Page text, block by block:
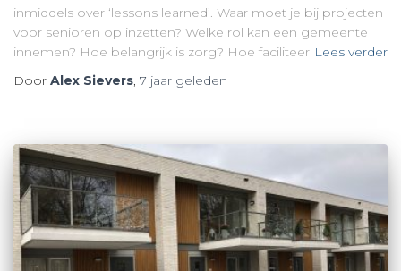
inmiddels over ‘lessons learned’. Waar moet je bij projecten
voor senioren op inzetten? Welke rol kan een gemeente
innemen? Hoe belangrijk is zorg? Hoe faciliteer Lees verder
Door Alex Sievers, 7 jaar geleden